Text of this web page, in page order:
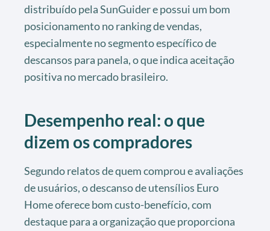
distribuído pela SunGuider e possui um bom
posicionamento no ranking de vendas,
especialmente no segmento específico de
descansos para panela, o que indica aceitação
positiva no mercado brasileiro.
Desempenho real: o que
dizem os compradores
Segundo relatos de quem comprou e avaliações
de usuários, o descanso de utensílios Euro
Home oferece bom custo-benefício, com
destaque para a organização que proporciona